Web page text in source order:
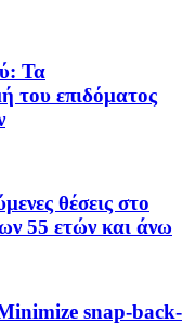
Τα
του επιδόματος
θέσεις στο
55 ετών και άνω
snap-back-